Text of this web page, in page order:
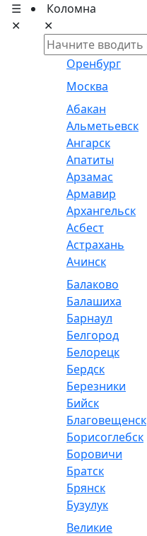
☰
✕
Коломна
✕
Оренбург
Москва
Абакан
Альметьевск
Ангарск
Апатиты
Арзамас
Армавир
Архангельск
Асбест
Астрахань
Ачинск
Балаково
Балашиха
Барнаул
Белгород
Белорецк
Бердск
Березники
Бийск
Благовещенск
Борисоглебск
Боровичи
Братск
Брянск
Бузулук
Великие